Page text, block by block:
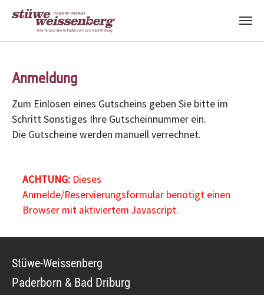
Anmeldung
Zum Einlösen eines Gutscheins geben Sie bitte im
Schritt Sonstiges Ihre Gutscheinnummer ein.
Die Gutscheine werden manuell verrechnet.
ACHTUNG:Dieses
Anmelde/Reservierungsformular benötigt einen
Browser mit aktiviertem Javascript.
Stüwe-Weissenberg
Paderborn & Bad Driburg